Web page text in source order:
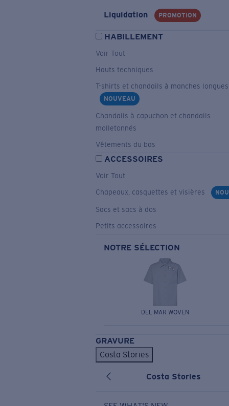
Liquidation PROMOTION
HABILLEMENT
Voir Tout
Hauts techniques
T-shirts et chandails à manches longues
NOUVEAU
Chandails à capuchon et chandails
molletonnés
Vêtements du bas
ACCESSOIRES
Voir Tout
Chapeaux, casquettes et visières
Sacs et sacs à dos
Petits accessoires
NOTRE SÉLECTION
DEL MAR WOVEN
GRAVURE
Costa Stories
Costa Stories